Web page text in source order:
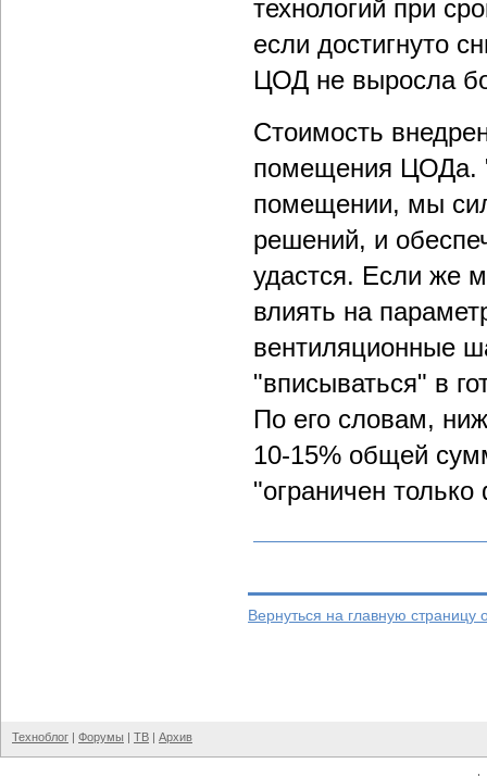
технологий при
если достигнуто
ЦОД не выросла
Стоимость
помещения ЦОДа.
помещении, мы
решений, и
удастся. Если же
влиять на
вентиляционные
"вписываться" в
По его словам,
10-15% общей
"ограничен
Вернуться на главную страницу
Техноблог | Форумы | ТВ | Архив